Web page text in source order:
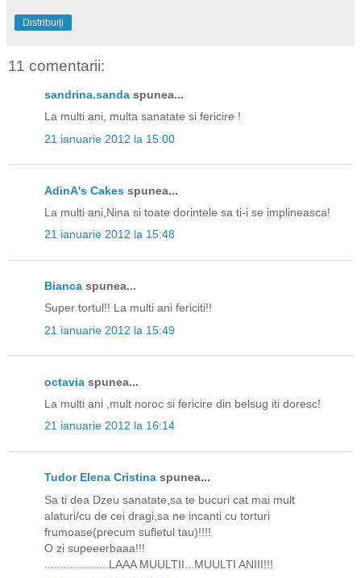
Distribuiți
11 comentarii:
sandrina.sanda spunea...
La multi ani, multa sanatate si fericire !
21 ianuarie 2012 la 15:00
AdinA's Cakes spunea...
La multi ani,Nina si toate dorintele sa ti-i se implineasca!
21 ianuarie 2012 la 15:48
Bianca spunea...
Super tortul!! La multi ani fericiti!!
21 ianuarie 2012 la 15:49
octavia spunea...
La multi ani ,mult noroc si fericire din belsug iti doresc!
21 ianuarie 2012 la 16:14
Tudor Elena Cristina spunea...
Sa ti dea Dzeu sanatate,sa te bucuri cat mai mult
alaturi/cu de cei dragi,sa ne incanti cu torturi
frumoase(precum sufletul tau)!!!!
O zi supeeerbaaa!!!
....................LAAA MUULTII...MUULTI ANIII!!!